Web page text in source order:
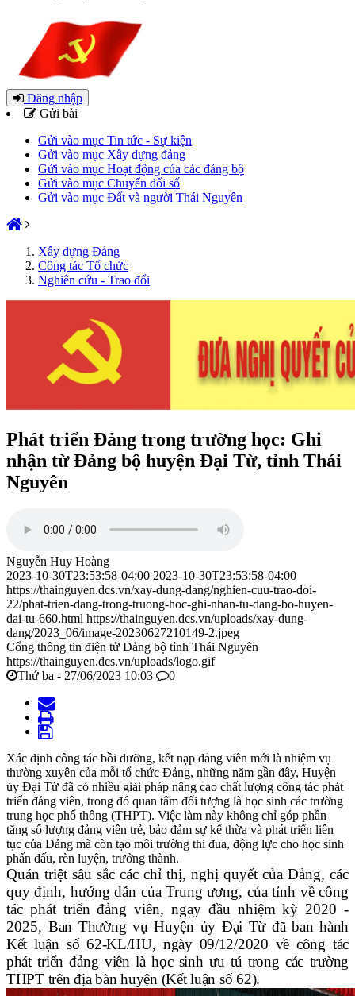
Đăng nhập
Gửi bài
Gửi vào mục Tin tức - Sự kiện
Gửi vào mục Xây dựng đảng
Gửi vào mục Hoạt động của các đảng bộ
Gửi vào mục Chuyển đổi số
Gửi vào mục Đất và người Thái Nguyên
Xây dựng Đảng
Công tác Tổ chức
Nghiên cứu - Trao đổi
Phát triển Đảng trong trường học: Ghi
nhận từ Đảng bộ huyện Đại Từ, tỉnh Thái
Nguyên
Nguyễn Huy Hoàng
2023-10-30T23:53:58-04:00 2023-10-30T23:53:58-04:00
https://thainguyen.dcs.vn/xay-dung-dang/nghien-cuu-trao-doi-
22/phat-trien-dang-trong-truong-hoc-ghi-nhan-tu-dang-bo-huyen-
dai-tu-660.html https://thainguyen.dcs.vn/uploads/xay-dung-
dang/2023_06/image-20230627210149-2.jpeg
Cổng thông tin điện tử Đảng bộ tỉnh Thái Nguyên
https://thainguyen.dcs.vn/uploads/logo.gif
Thứ ba - 27/06/2023 10:03
0
Xác định công tác bồi dưỡng, kết nạp đảng viên mới là nhiệm vụ
thường xuyên của mỗi tổ chức Đảng, những năm gần đây, Huyện
ủy Đại Từ đã có nhiều giải pháp nâng cao chất lượng công tác phát
triển đảng viên, trong đó quan tâm đối tượng là học sinh các trường
trung học phổ thông (THPT). Việc làm này không chỉ góp phần
tăng số lượng đảng viên trẻ, bảo đảm sự kế thừa và phát triển liên
tục của Đảng mà còn tạo môi trường thi đua, động lực cho học sinh
phấn đấu, rèn luyện, trưởng thành.
Quán triệt sâu sắc các chỉ thị, nghị quyết của Đảng, các
quy định, hướng dẫn của Trung ương, của tỉnh về công
tác phát triển đảng viên, ngay đầu nhiệm kỳ 2020 -
2025, Ban Thường vụ Huyện ủy Đại Từ đã ban hành
Kết luận số 62-KL/HU, ngày 09/12/2020 về công tác
phát triển đảng viên là học sinh ưu tú trong các trường
THPT trên địa bàn huyện (Kết luận số 62).